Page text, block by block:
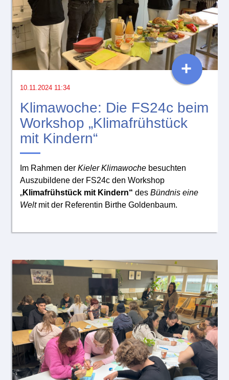
10.11.2024 11:34
Klimawoche: Die FS24c beim
Workshop „Klimafrühstück
mit Kindern“
Im Rahmen derKieler Klimawoche besuchten
Auszubildene der FS24c den Workshop
„Klimafrühstück mit Kindern“desBündnis eine
Weltmit der Referentin Birthe Goldenbaum.
+